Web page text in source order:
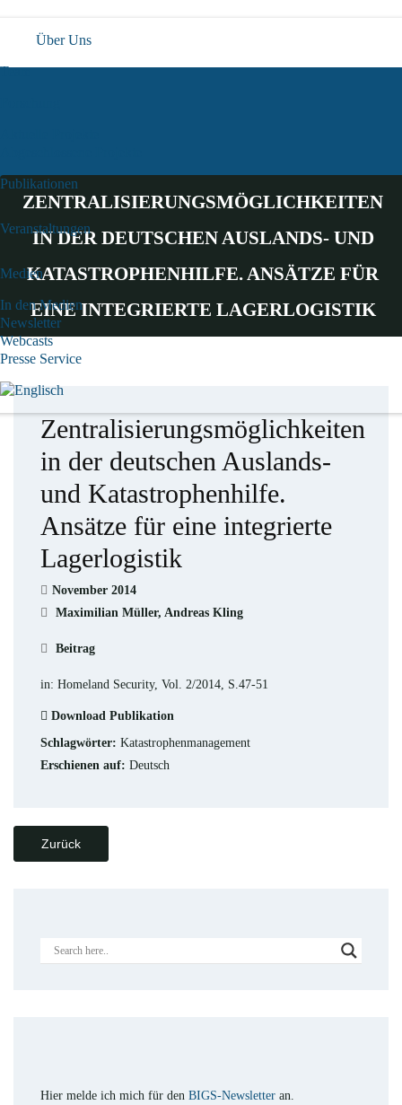
Über Uns
Team
Publikationen
Veranstaltungen
Medien
In den Medien
Newsletter
Webcasts
Presse Service
ZENTRALISIERUNGSMÖGLICHKEITEN
IN DER DEUTSCHEN AUSLANDS- UND
KATASTROPHENHILFE. ANSÄTZE FÜR
EINE INTEGRIERTE LAGERLOGISTIK
Zentralisierungsmöglichkeiten
in der deutschen Auslands-
und Katastrophenhilfe.
Ansätze für eine integrierte
Lagerlogistik
November 2014
Maximilian Müller, Andreas Kling
Beitrag
in: Homeland Security, Vol. 2/2014, S.47-51
Download Publikation
Schlagwörter: Katastrophenmanagement
Erschienen auf: Deutsch
Zurück
Hier melde ich mich für den BIGS-Newsletter an.